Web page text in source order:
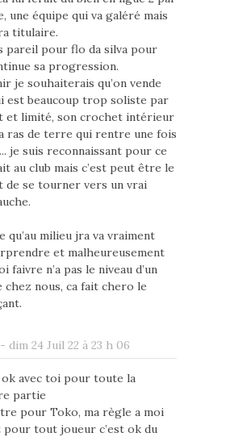
une équipe qui va galéré mais
titulaire.
pareil pour flo da silva pour
sa progression.
je souhaiterais qu’on vende
est beaucoup trop soliste par
et limité, son crochet intérieur
ras de terre qui rentre une fois
je suis reconnaissant pour ce
au club mais c’est peut être le
de se tourner vers un vrai
qu’au milieu jra va vraiment
et malheureusement
faivre n’a pas le niveau d’un
nous, ca fait chero le
- dim 24 Juil 22 à 23 h 06
ok avec toi pour toute la
partie
pour Toko, ma règle a moi
pour tout joueur c’est ok du